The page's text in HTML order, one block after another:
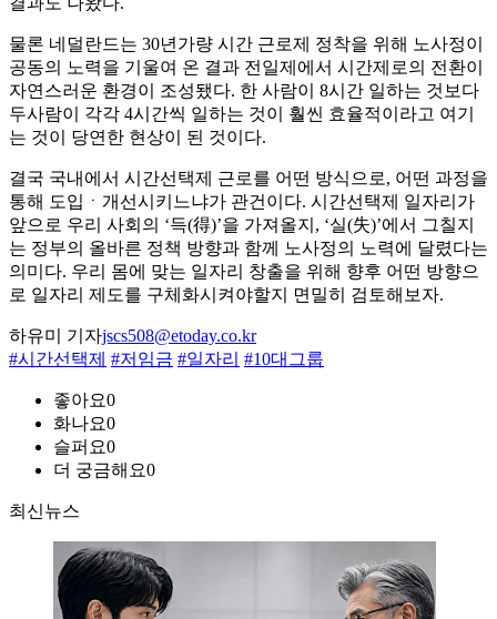
물론 네덜란드는 30년가량 시간 근로제 정착을 위해 노사정이
공동의 노력을 기울여 온 결과 전일제에서 시간제로의 전환이
자연스러운 환경이 조성됐다. 한 사람이 8시간 일하는 것보다
두사람이 각각 4시간씩 일하는 것이 훨씬 효율적이라고 여기
는 것이 당연한 현상이 된 것이다.
결국 국내에서 시간선택제 근로를 어떤 방식으로, 어떤 과정을
통해 도입ㆍ개선시키느냐가 관건이다. 시간선택제 일자리가
앞으로 우리 사회의 ‘득(得)’을 가져올지, ‘실(失)’에서 그칠지
는 정부의 올바른 정책 방향과 함께 노사정의 노력에 달렸다는
의미다. 우리 몸에 맞는 일자리 창출을 위해 향후 어떤 방향으
로 일자리 제도를 구체화시켜야할지 면밀히 검토해보자.
하유미 기자jscs508@etoday.co.kr
#시간선택제 #저임금 #일자리 #10대그룹
좋아요0
화나요0
슬퍼요0
더 궁금해요0
최신뉴스